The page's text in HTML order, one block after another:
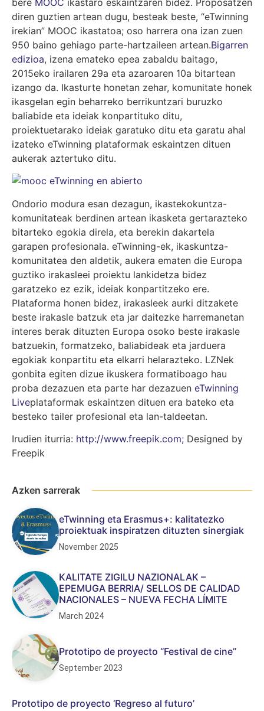
diren guztien artean dugu, besteak beste, “eTwinning
irekian” MOOC ikastatoa; oso harrera ona izan zuen
950 baino gehiago parte-hartzaileen artean.Bigarren
edizioa, izena emateko epea zabaldu baitago,
2015eko irailaren 29a eta azaroaren 10a bitartean
izango da. Ikasturte honetan zehar, komunitate honek
ikasgelan egin beharreko berrikuntzari buruzko
baliabide eta ideiak konpartituko ditu,
proiektuetarako ideiak garatuko ditu eta garatu ahal
izateko eTwinning plataformak eskaintzen dituen
aukerak aztertuko ditu.
Ondorio modura esan dezagun, ikastekokuntza-
komunitateak berdinen artean ikasketa gertarazteko
bitarteko egokia direla, eta berekin dakartela
garapen profesionala. eTwinning-ek, ikaskuntza-
komunitatea den aldetik, aukera ematen die Europa
guztiko irakasleei proiektu lankidetza bidez
garatzeko ez ezik, ideiak konpartitzeko ere.
Plataforma honen bidez, irakasleek aurki ditzakete
beste irakasle batzuk eta jar daitezke harremanetan
interes berak dituzten Europa osoko beste irakasle
batzuekin, formatzeko, baliabideak eta jarduera
egokiak konpartitu eta elkarri helarazteko. LZNek
gonbita egiten dizue ikuskera formatiboago hau
proba dezazuen eta parte har dezazuen eTwinning
Liveplataformak eskaintzen dituen era bateko eta
besteko tailer profesional eta lan-taldeetan.
Irudien iturria: http://www.freepik.com; Designed by
Freepik
Azken sarrerak
eTwinning eta Erasmus+: kalitatezko
proiektuak inspiratzen dituzten sinergiak
November 2025
KALITATE ZIGILU NAZIONALAK –
EPEMUGA BERRIA/ SELLOS DE CALIDAD
NACIONALES – NUEVA FECHA LÍMITE
March 2024
Prototipo de proyecto “Festival de cine”
September 2023
Prototipo de proyecto ‘Regreso al futuro’